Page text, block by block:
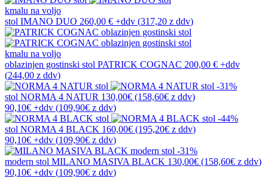
kmalu na voljo
stol IMANO DUO 260,00 € +ddv (317,20 z ddv)
kmalu na voljo
oblazinjen gostinski stol PATRICK COGNAC 200,00 € +ddv
(244,00 z ddv)
-31%
stol NORMA 4 NATUR 130,00€ (158,60€ z ddv)
90,10€ +ddv (109,90€ z ddv)
-44%
stol NORMA 4 BLACK 160,00€ (195,20€ z ddv)
90,10€ +ddv (109,90€ z ddv)
-31%
modern stol MILANO MASIVA BLACK 130,00€ (158,60€ z ddv)
90,10€ +ddv (109,90€ z ddv)